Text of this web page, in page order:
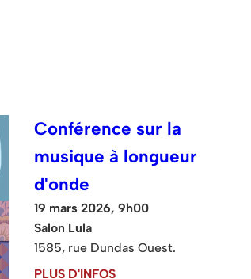
Conférence sur la
musique à longueur
d'onde
19 mars 2026, 9h00
Salon Lula
1585, rue Dundas Ouest.
PLUS D'INFOS